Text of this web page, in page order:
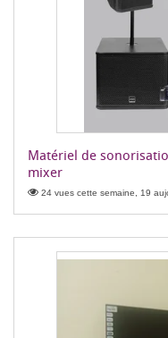
Matériel de
mixer
24 vues cette semaine, 19